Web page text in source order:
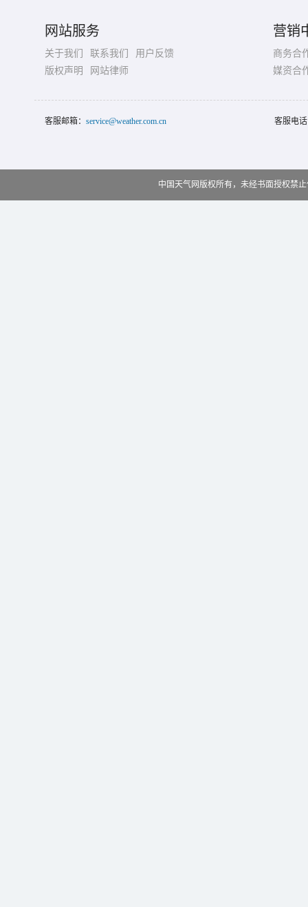
网站服务
关于我们 联系我们
用户反馈
版权声明
网站律师
营销
商务合
媒资合
客服邮箱： service@weather.com.cn 客服电
中国天气网版权所有，未经书面授权